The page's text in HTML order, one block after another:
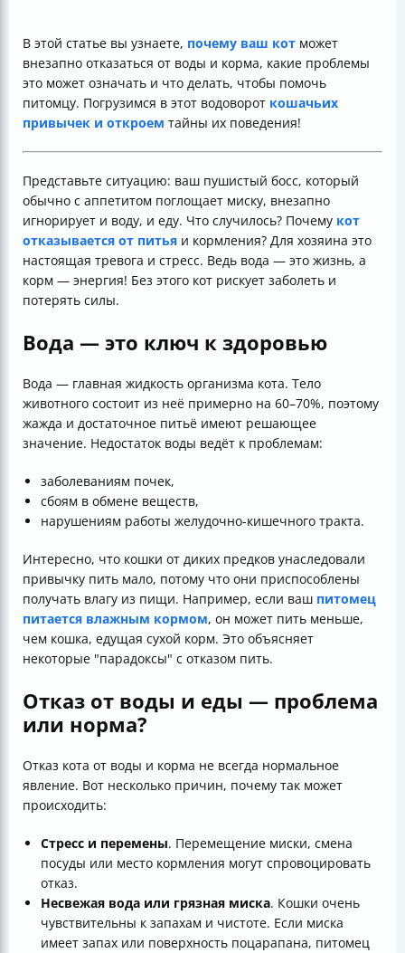
В этой статье вы узнаете, почему ваш кот может
внезапно отказаться от воды и корма, какие проблемы
это может означать и что делать, чтобы помочь
питомцу. Погрузимся в этот водоворот кошачьих
привычек и откроем тайны их поведения!
Представьте ситуацию: ваш пушистый босс, который
обычно с аппетитом поглощает миску, внезапно
игнорирует и воду, и еду. Что случилось? Почему кот
отказывается от питья и кормления? Для хозяина это
настоящая тревога и стресс. Ведь вода — это жизнь, а
корм — энергия! Без этого кот рискует заболеть и
потерять силы.
Вода — это ключ к здоровью
Вода — главная жидкость организма кота. Тело
животного состоит из неё примерно на 60–70%, поэтому
жажда и достаточное питьё имеют решающее
значение. Недостаток воды ведёт к проблемам:
заболеваниям почек,
сбоям в обмене веществ,
нарушениям работы желудочно-кишечного тракта.
Интересно, что кошки от диких предков унаследовали
привычку пить мало, потому что они приспособлены
получать влагу из пищи. Например, если ваш питомец
питается влажным кормом, он может пить меньше,
чем кошка, едущая сухой корм. Это объясняет
некоторые "парадоксы" с отказом пить.
Отказ от воды и еды — проблема
или норма?
Отказ кота от воды и корма не всегда нормальное
явление. Вот несколько причин, почему так может
происходить:
Стресс и перемены. Перемещение миски, смена
посуды или место кормления могут спровоцировать
отказ.
Несвежая вода или грязная миска. Кошки очень
чувствительны к запахам и чистоте. Если миска
имеет запах или поверхность поцарапана, питомец